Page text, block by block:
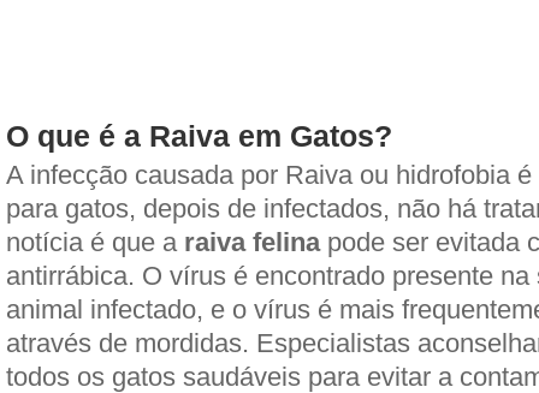
O que é a Raiva em Gatos?
A infecção causada por Raiva ou hidrofobia
para gatos, depois de infectados, não há
notícia é que araiva felinapode ser evitada
antirrábica. O vírus é encontrado presente na
animal infectado, e o vírus é mais
através de mordidas. Especialistas
todos os gatos saudáveis para evitar a